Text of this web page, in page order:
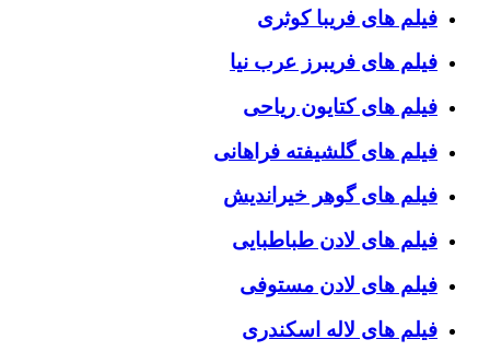
فیلم های فریبا کوثری
فیلم های فریبرز عرب نیا
فیلم های کتایون ریاحی
فیلم های گلشیفته فراهانی
فیلم های گوهر خیراندیش
فیلم های لادن طباطبایی
فیلم های لادن مستوفی
فیلم های لاله اسکندری